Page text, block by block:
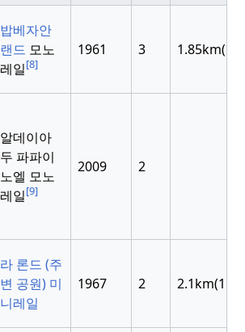
밥베자안
랜드 모노
레일[8]
1961 3
알데이아
두 파파이
노엘 모노
레일[9]
2009 2
라 론드 (주
변 공원) 미
니레일
1967 2